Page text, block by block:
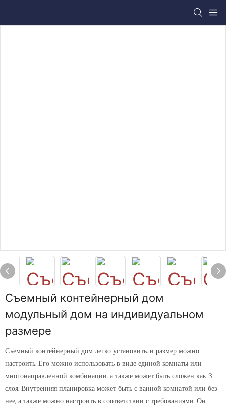
Съемный контейнерный дом
модульный дом на индивидуальном
размере
Съемный контейнерный дом легко установить, и размер можно
настроить. Его можно использовать в виде единой комнаты или
многонаправленной комбинации, а также может быть сложен как 3
слоя. Внутренняя планировка может быть с ванной комнатой или без
нее, а также можно настроить в соответствии с требованиями. Он